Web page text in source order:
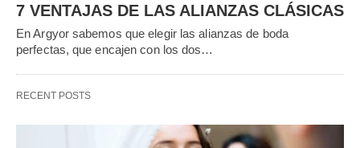
7 VENTAJAS DE LAS ALIANZAS CLÁSICAS
En Argyor sabemos que elegir las alianzas de boda
perfectas, que encajen con los dos…
RECENT POSTS